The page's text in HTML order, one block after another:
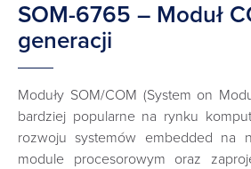
SOM-6765 – Moduł
generacji
Moduły SOM/COM (System on
bardziej popularne na rynku
rozwoju systemów embedded na
module procesorowym oraz